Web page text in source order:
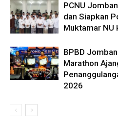
PCNU
dan Siapkan
Muktamar NU
BPBD
Marathon
2026